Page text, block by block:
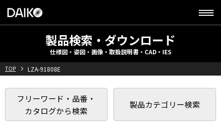
製品検索・ダウンロード
仕様図・姿図・画像・取扱説明書・CAD・IES
TOP LZA-91808E
フリーワード・品番・
カタログから検索
製品カテゴリー検索